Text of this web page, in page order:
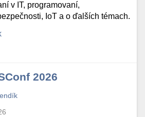
v IT, programovaní,
IoT a o ďalších témach.
2026